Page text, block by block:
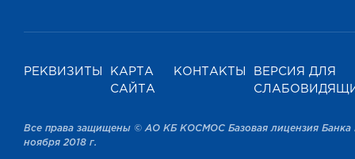
РЕКВИЗИТЫ
КАРТА
САЙТА
КОНТАКТЫ
ВЕРСИЯ ДЛЯ
Все права защищены © АО КБ КОСМОС Базовая лицензия Банка
ноября 2018 г.